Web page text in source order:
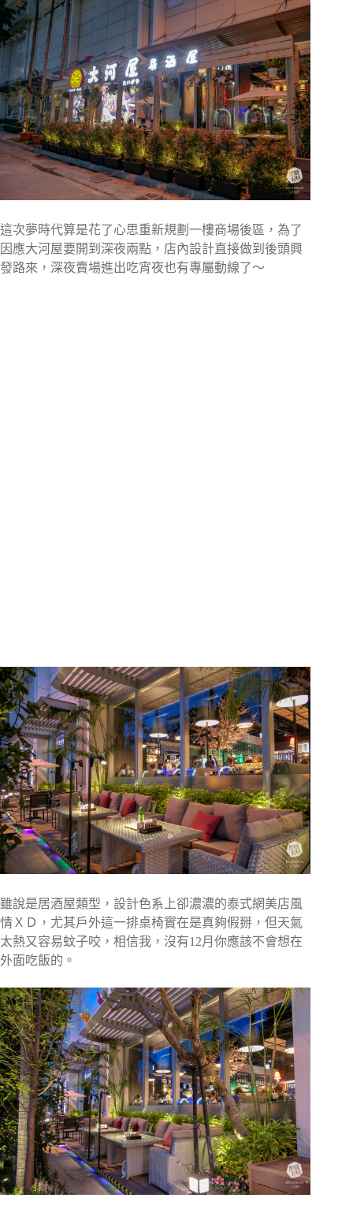
這次夢時代算是花了心思重新規劃一樓商場後區，為了
因應大河屋要開到深夜兩點，店內設計直接做到後頭興
發路來，深夜賣場進出吃宵夜也有專屬動線了～
雖說是居酒屋類型，設計色系上卻濃濃的泰式網美店風
情ＸＤ，尤其戶外這一排桌椅實在是真夠假掰，但天氣
太熱又容易蚊子咬，相信我，沒有12月你應該不會想在
外面吃飯的。